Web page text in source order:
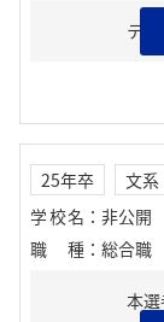
テスト
25年卒 文系
学校名 ： 非公開
職種 ： 総合職
本